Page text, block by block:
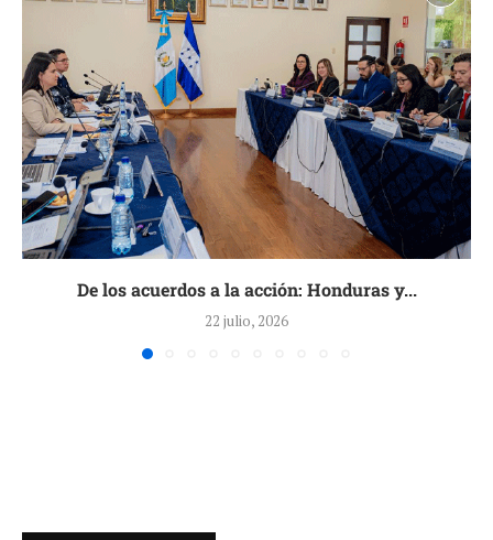
De los acuerdos a la acción: Honduras y...
22 julio, 2026